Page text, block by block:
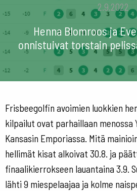
2.9.2022
Henna Blomroos ja
onnistuivat torstain
Frisbeegolfin avoimien luokkien
kilpailut ovat parhaillaan menossa
Kansasin Emporiassa. Mitä
hellimät kisat alkoivat 30.8. ja
finaalikierrokseen lauantaina 3.9.
lähti 9 miespelaajaa ja kolme